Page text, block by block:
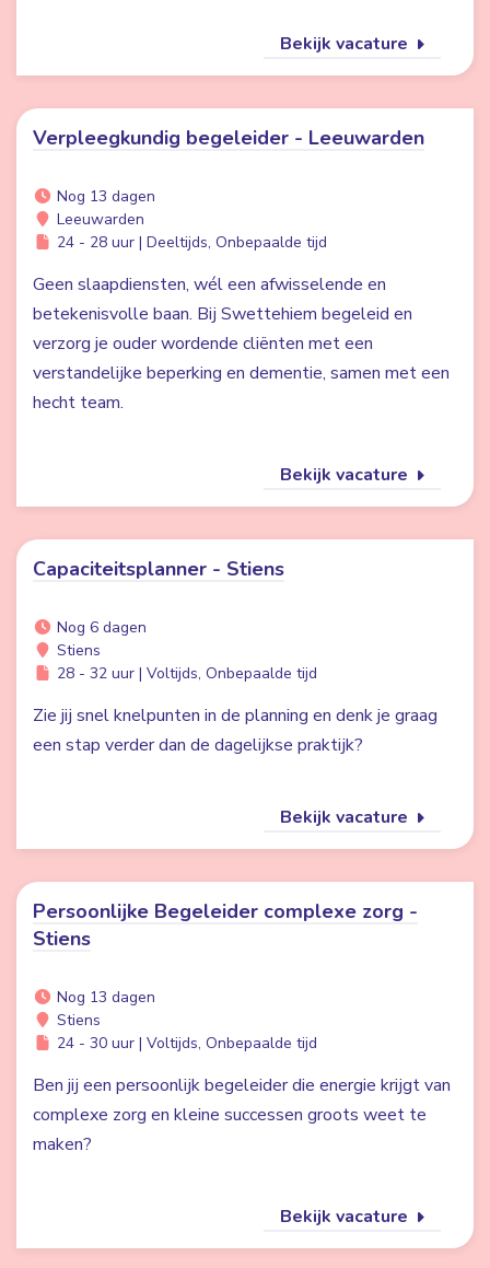
Bekijk vacature
Verpleegkundig begeleider - Leeuwarden
Nog 13 dagen
Leeuwarden
24 - 28 uur | Deeltijds, Onbepaalde tijd
Geen slaapdiensten, wél een afwisselende en
betekenisvolle baan. Bij Swettehiem begeleid en
verzorg je ouder wordende cliënten met een
verstandelijke beperking en dementie, samen met een
hecht team.
Bekijk vacature
Capaciteitsplanner - Stiens
Nog 6 dagen
Stiens
28 - 32 uur | Voltijds, Onbepaalde tijd
Zie jij snel knelpunten in de planning en denk je graag
een stap verder dan de dagelijkse praktijk?
Bekijk vacature
Persoonlijke Begeleider complexe zorg -
Stiens
Nog 13 dagen
Stiens
24 - 30 uur | Voltijds, Onbepaalde tijd
Ben jij een persoonlijk begeleider die energie krijgt van
complexe zorg en kleine successen groots weet te
maken?
Bekijk vacature